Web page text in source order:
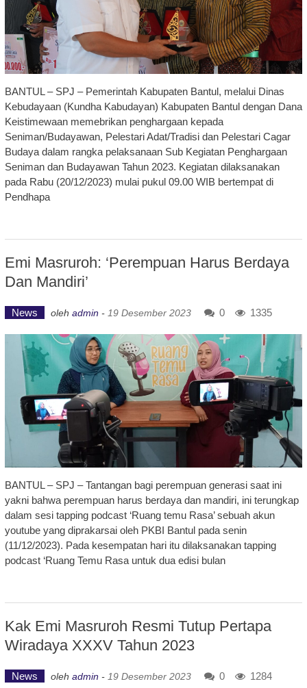
BANTUL – SPJ – Pemerintah Kabupaten Bantul, melalui Dinas
Kebudayaan (Kundha Kabudayan) Kabupaten Bantul dengan Dana
Keistimewaan memebrikan penghargaan kepada
Seniman/Budayawan, Pelestari Adat/Tradisi dan Pelestari Cagar
Budaya dalam rangka pelaksanaan Sub Kegiatan Penghargaan
Seniman dan Budayawan Tahun 2023. Kegiatan dilaksanakan
pada Rabu (20/12/2023) mulai pukul 09.00 WIB bertempat di
Pendhapa
Emi Masruroh: ‘Perempuan Harus Berdaya
Dan Mandiri’
News oleh admin - 19 Desember 2023 0 1335
BANTUL – SPJ – Tantangan bagi perempuan generasi saat ini
yakni bahwa perempuan harus berdaya dan mandiri, ini terungkap
dalam sesi tapping podcast ‘Ruang temu Rasa’ sebuah akun
youtube yang diprakarsai oleh PKBI Bantul pada senin
(11/12/2023). Pada kesempatan hari itu dilaksanakan tapping
podcast ‘Ruang Temu Rasa untuk dua edisi bulan
Kak Emi Masruroh Resmi Tutup Pertapa
Wiradaya XXXV Tahun 2023
News oleh admin - 19 Desember 2023 0 1284